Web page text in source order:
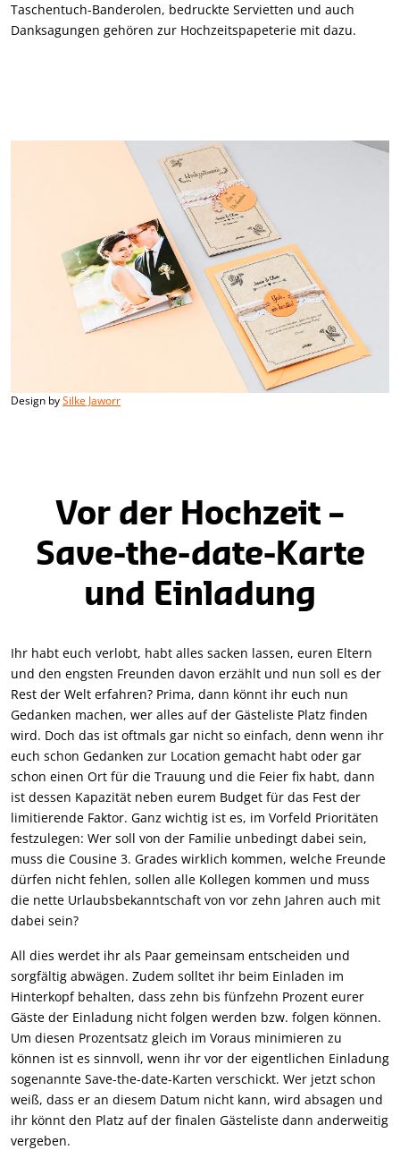
Taschentuch-Banderolen, bedruckte Servietten und auch
Danksagungen gehören zur Hochzeitspapeterie mit dazu.
Design bySilke Jaworr
Vor der Hochzeit –
Save-the-date-Karte
und Einladung
Ihr habt euch verlobt, habt alles sacken lassen, euren Eltern
und den engsten Freunden davon erzählt und nun soll es der
Rest der Welt erfahren? Prima, dann könnt ihr euch nun
Gedanken machen, wer alles auf der Gästeliste Platz finden
wird. Doch das ist oftmals gar nicht so einfach, denn wenn ihr
euch schon Gedanken zur Location gemacht habt oder gar
schon einen Ort für die Trauung und die Feier fix habt, dann
ist dessen Kapazität neben eurem Budget für das Fest der
limitierende Faktor. Ganz wichtig ist es, im Vorfeld Prioritäten
festzulegen: Wer soll von der Familie unbedingt dabei sein,
muss die Cousine 3. Grades wirklich kommen, welche Freunde
dürfen nicht fehlen, sollen alle Kollegen kommen und muss
die nette Urlaubsbekanntschaft von vor zehn Jahren auch mit
dabei sein?
All dies werdet ihr als Paar gemeinsam entscheiden und
sorgfältig abwägen. Zudem solltet ihr beim Einladen im
Hinterkopf behalten, dass zehn bis fünfzehn Prozent eurer
Gäste der Einladung nicht folgen werden bzw. folgen können.
Um diesen Prozentsatz gleich im Voraus minimieren zu
können ist es sinnvoll, wenn ihr vor der eigentlichen Einladung
sogenannte Save-the-date-Karten verschickt. Wer jetzt schon
weiß, dass er an diesem Datum nicht kann, wird absagen und
ihr könnt den Platz auf der finalen Gästeliste dann anderweitig
vergeben.